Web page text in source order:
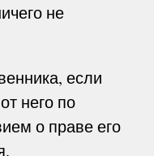
не
если
него по
о праве его